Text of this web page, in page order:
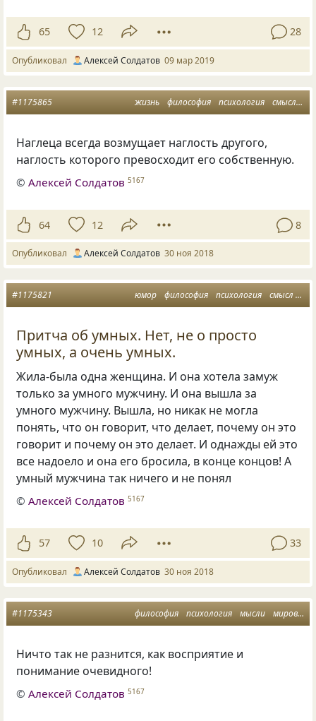
65 12 28
Опубликовал Алексей Солдатов 09 мар 2019
жизнь философия психология смысл
#1175865
Наглеца всегда возмущает наглость другого,
наглость которого превосходит его собственную.
©Алексей Солдатов 5167
64 12 8
Опубликовал Алексей Солдатов 30 ноя 2018
юмор философия психология смысл
#1175821
Притча об умных. Нет, не о просто
умных, а очень умных.
Жила-была одна женщина. И она хотела замуж
только за умного мужчину. И она вышла за
умного мужчину. Вышла, но никак не могла
понять, что он говорит, что делает, почему он это
говорит и почему он это делает. И однажды ей это
все надоело и она его бросила, в конце концов! А
умный мужчина так ничего и не понял
©Алексей Солдатов 5167
57 10 33
Опубликовал Алексей Солдатов 30 ноя 2018
философия психология мысли мировоззрение
#1175343
Ничто так не разнится, как восприятие и
понимание очевидного!
©Алексей Солдатов 5167